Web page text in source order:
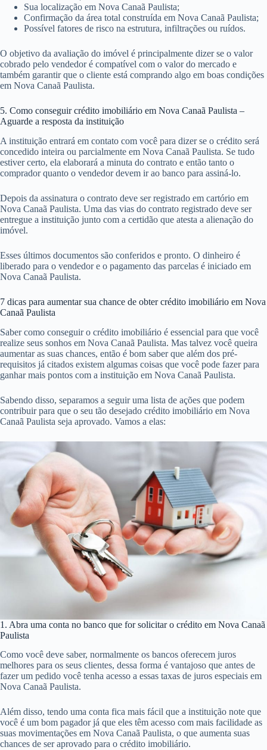
Sua localização em Nova Canaã Paulista;
Confirmação da área total construída em Nova Canaã Paulista;
Possível fatores de risco na estrutura, infiltrações ou ruídos.
O objetivo da avaliação do imóvel é principalmente dizer se o valor
cobrado pelo vendedor é compatível com o valor do mercado e
também garantir que o cliente está comprando algo em boas condições
em Nova Canaã Paulista.
5. Como conseguir crédito imobiliário em Nova Canaã Paulista –
Aguarde a resposta da instituição
A instituição entrará em contato com você para dizer se o crédito será
concedido inteira ou parcialmente em Nova Canaã Paulista. Se tudo
estiver certo, ela elaborará a minuta do contrato e então tanto o
comprador quanto o vendedor devem ir ao banco para assiná-lo.
Depois da assinatura o contrato deve ser registrado em cartório em
Nova Canaã Paulista. Uma das vias do contrato registrado deve ser
entregue a instituição junto com a certidão que atesta a alienação do
imóvel.
Esses últimos documentos são conferidos e pronto. O dinheiro é
liberado para o vendedor e o pagamento das parcelas é iniciado em
Nova Canaã Paulista.
7 dicas para aumentar sua chance de obter crédito imobiliário em Nova
Canaã Paulista
Saber como conseguir o crédito imobiliário é essencial para que você
realize seus sonhos em Nova Canaã Paulista. Mas talvez você queira
aumentar as suas chances, então é bom saber que além dos pré-
requisitos já citados existem algumas coisas que você pode fazer para
ganhar mais pontos com a instituição em Nova Canaã Paulista.
Sabendo disso, separamos a seguir uma lista de ações que podem
contribuir para que o seu tão desejado crédito imobiliário em Nova
Canaã Paulista seja aprovado. Vamos a elas:
1. Abra uma conta no banco que for solicitar o crédito em Nova Canaã
Paulista
Como você deve saber, normalmente os bancos oferecem juros
melhores para os seus clientes, dessa forma é vantajoso que antes de
fazer um pedido você tenha acesso a essas taxas de juros especiais em
Nova Canaã Paulista.
Além disso, tendo uma conta fica mais fácil que a instituição note que
você é um bom pagador já que eles têm acesso com mais facilidade as
suas movimentações em Nova Canaã Paulista, o que aumenta suas
chances de ser aprovado para o crédito imobiliário.